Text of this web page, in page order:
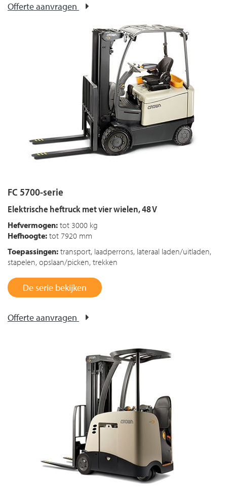
Offerte aanvragen
FC 5700-serie
Elektrische heftruck met vier wielen, 48 V
Hefvermogen: tot 3000 kg
Hefhoogte: tot 7920 mm
Toepassingen: transport, laadperrons, lateraal laden/uitladen,
stapelen, opslaan/picken, trekken
De serie bekijken
Offerte aanvragen